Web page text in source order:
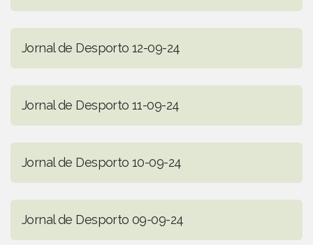
Jornal de Desporto 12-09-24
Jornal de Desporto 11-09-24
Jornal de Desporto 10-09-24
Jornal de Desporto 09-09-24